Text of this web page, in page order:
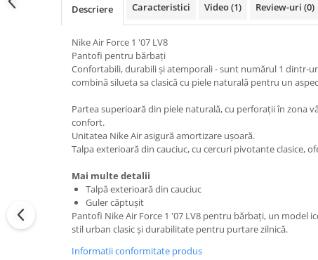
Descriere Caracteristici Video(1) Review-uri (0)
Nike Air Force 1 '07 LV8
Pantofi pentru bărbați
Confortabili, durabili și atemporali - sunt numărul 1 dintr-
combină silueta sa clasică cu piele naturală pentru un
Partea superioară din piele naturală, cu perforații în zona
confort.
Unitatea Nike Air asigură amortizare ușoară.
Talpa exterioară din cauciuc, cu cercuri pivotante clasice,
Mai multe detalii
Talpă exterioară din cauciuc
Guler căptușit
Pantofi Nike Air Force 1 '07 LV8 pentru bărbați, un model
stil urban clasic și durabilitate pentru purtare zilnică.
Informatii conformitate produs